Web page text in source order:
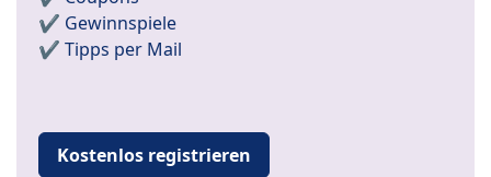
✔️ Gewinnspiele
✔️ Tipps per Mail
Kostenlos registrieren